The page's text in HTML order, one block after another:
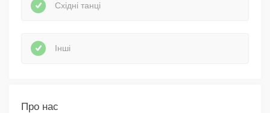
Східні танці
Інші
Про нас